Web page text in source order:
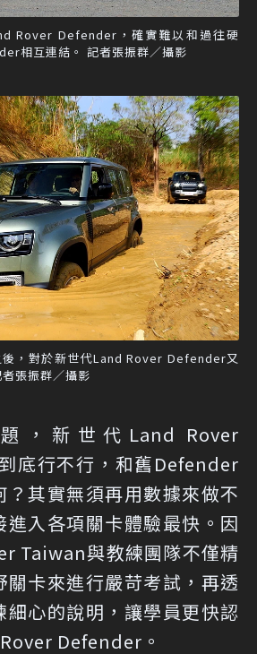
Rover Defender，確實難以和過往硬
相互連結。 記者張振群／攝影
，對於新世代Land Rover Defender又
張振群／攝影
，新世代Land Rover
底行不行，和舊Defender
？其實無須再用數據來做不
進入各項關卡體驗最快。因
Taiwan與教練團隊不僅精
關卡來進行嚴苛考試，再透
細心的說明，讓學員更快認
Defender。